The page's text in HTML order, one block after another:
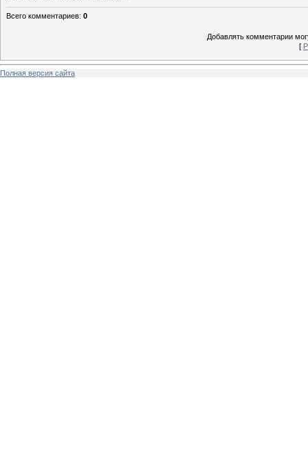
Всего комментариев: 0
Добавлять комментарии
[
Полная версия сайта